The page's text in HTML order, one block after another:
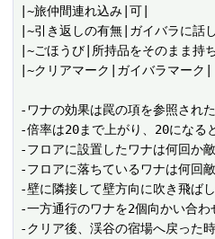
|~旅仲間連れ込み|可|
|~引き返しの有無|ガイバラに話
|~ごほうび|所持品をそのまま持
|~クリアマーク|ガイバラマーク|
-ワナの効果は罠の項を参照された
-倍率は20まで上がり、20になる
-フロアに設置したワナは何回か
-フロアに落ちているワナは何回
-壁に隣接して壁方向に吹き飛ば
-一方通行のワナを2個向かい合わ
-クリア後、渓谷の宿場へ戻った